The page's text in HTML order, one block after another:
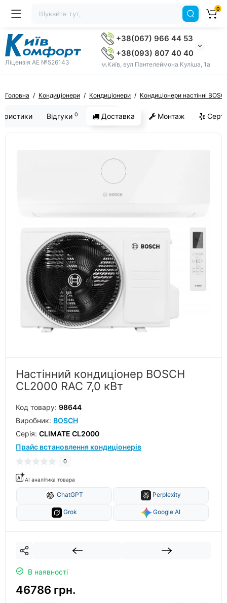
Ліцензія AE №526143
+38(067) 966 44 53
+38(093) 807 40 40
м.Київ, вул Пантелеймона Куліша, 1а
0
Головна Кондиціонери Кондиціонери Кондиціонери настінні
Відгуки 0 Доставка Монтаж
Настінний кондиціонер BOSCH
CL2000 RAC 7,0 кВт
Код товару: 98644
Виробник: BOSCH
Серiя: CLIMATE CL2000
Прайс встановлення кондиціонерів
0
AI аналітика товара
ChatGPT Perplexity
Grok Google AI
В наявності
46786 грн.